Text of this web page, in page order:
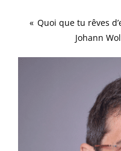
« Quoi que tu rêves
Johann